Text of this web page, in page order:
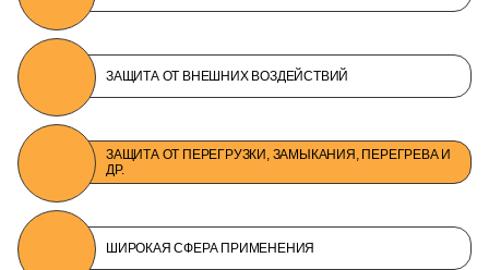
ЗАЩИТА ОТ ВНЕШНИХ ВОЗДЕЙСТВИЙ
ЗАЩИТА ОТ ПЕРЕГРУЗКИ, ЗАМЫКАНИЯ, ПЕРЕГРЕВА И
ДР.
ШИРОКАЯ СФЕРА ПРИМЕНЕНИЯ